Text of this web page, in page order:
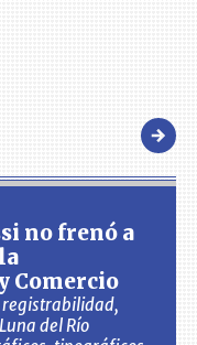
no frenó a
Comercio
registrabilidad,
del Río